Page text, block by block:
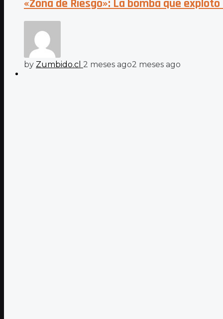
«Zona de Riesgo»: La bomba que
by Zumbido.cl 2 meses ago2 meses ago